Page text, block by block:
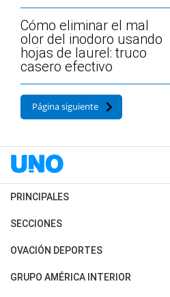
Cómo eliminar el mal
olor del inodoro usando
hojas de laurel: truco
casero efectivo
Página siguiente
PRINCIPALES
Últimas Noticias
Política
SECCIONES
Horóscopo
Motores
OVACIÓN DEPORTES
Fútbol
GRUPO AMÉRICA INTERIOR